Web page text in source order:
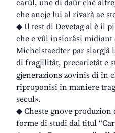
carûl, une dì daûr chê
che ancje lui al rivarà ae
◆ Il test di Devetag al è il
che e vûl insiorâsi
Michelstaedter par slargjâ
di fragjilitât, precarietât e
gjenerazions zovinis di in
riproponisi in maniere
secul».
◆ Cheste gnove
forme di studi dal titul